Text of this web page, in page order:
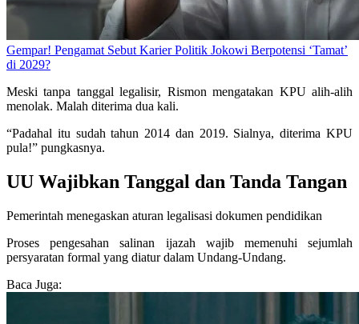
Gempar! Pengamat Sebut Karier Politik Jokowi Berpotensi ‘Tamat’
di 2029?
Meski tanpa tanggal legalisir, Rismon mengatakan KPU alih-alih
menolak. Malah diterima dua kali.
“Padahal itu sudah tahun 2014 dan 2019. Sialnya, diterima KPU
pula!” pungkasnya.
UU Wajibkan Tanggal dan Tanda Tangan
Pemerintah menegaskan aturan legalisasi dokumen pendidikan
Proses pengesahan salinan ijazah wajib memenuhi sejumlah
persyaratan formal yang diatur dalam Undang-Undang.
Baca Juga: